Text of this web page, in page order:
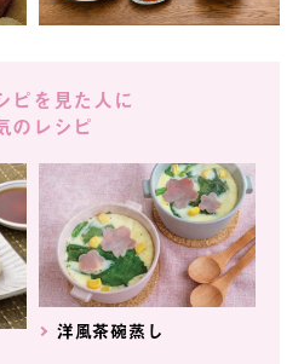
ピを見た人に
のレシピ
洋風茶碗蒸し